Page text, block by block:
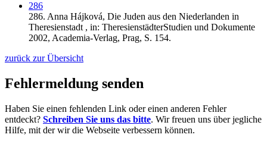
286
286. Anna Hájková, Die Juden aus den Niederlanden in
Theresienstadt , in: TheresienstädterStudien und Dokumente
2002, Academia-Verlag, Prag, S. 154.
zurück zur Übersicht
Fehlermeldung senden
Haben Sie einen fehlenden Link oder einen anderen Fehler
entdeckt? Schreiben Sie uns das bitte. Wir freuen uns über jegliche
Hilfe, mit der wir die Webseite verbessern können.